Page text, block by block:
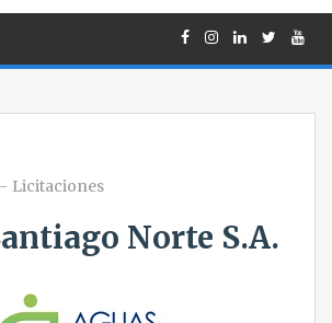
- Licitaciones
Norte S.A.